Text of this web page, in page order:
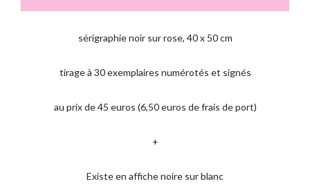
sérigraphie noir sur rose, 40 x 50 cm
tirage à 30 exemplaires numérotés et signés
au prix de 45 euros (6,50 euros de frais de port)
+
Existe en affiche noire sur blanc